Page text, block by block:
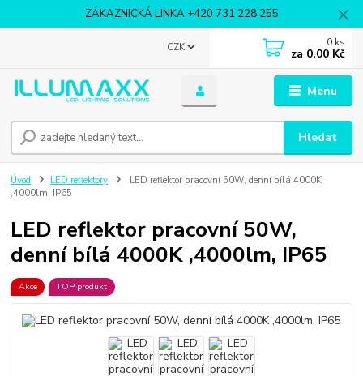
ZÁKAZNICKÁ LINKA +420 731 228 255
Menu
CZK
Hledat
0 ks
za 0,00 Kč
Úvod LED reflektory
LED reflektor pracovní 50W, denní bílá 4000K
,4000lm, IP65
LED reflektor pracovní 50W,
denní bílá 4000K ,4000lm, IP65
Akce TOP produkt